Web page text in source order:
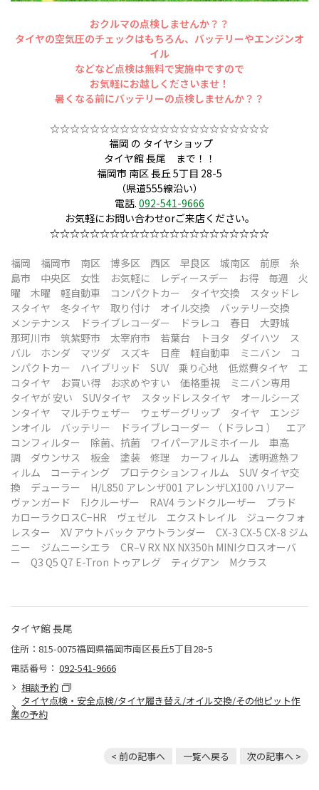
おクルマの点検しませんか？？
タイヤの空気圧のチェックはもちろん、バッテリーやエンジンオ
イル
などなど点検は無料で実施中ですので
お気軽にお越しくださいませ！
暑くなる前にバッテリーの点検しませんか？？
☆☆☆☆☆☆☆☆☆☆☆☆☆☆☆☆☆☆☆☆☆☆
福岡 の タイヤショップ
タイヤ館 長尾 まで！！
福岡市 南区 長丘 5丁目 28-5
（県道555線沿い）
電話. 092-541-9666
お気軽にお問い合わせorご来店ください。
☆☆☆☆☆☆☆☆☆☆☆☆☆☆☆☆☆☆☆☆☆☆
福岡 福岡市 南区 博多区 西区 早良区 城南区 前原 糸
島市 中央区 女性 お気軽に レディースデー お得 毎週 火
曜 木曜 軽自動車 コンパクトカー タイヤ交換 スタッドレ
スタイヤ 冬タイヤ 取り付け オイル交換 バッテリー交換
メンテナンス ドライブレコーダー ドラレコ 春日 大野城
那珂川市 筑紫野市 太宰府市 若葉台 トヨタ ダイハツ ス
バル ホンダ マツダ スズキ 日産 軽自動車 ミニバン コ
ンパクトカー ハイブリッド SUV 乗り心地 低燃費タイヤ エ
コタイヤ お買い得 お求めやすい 価格重視 ミニバン専用
タイヤが 安い SUVタイヤ スタッドレスタイヤ オールシーズ
ンタイヤ マルチウェザー ウェザーグリップ タイヤ エンジ
ンオイル バッテリー ドライブレコーダー （ ドラレコ ） エア
コンフィルター 除菌、抗菌 ワイパーアルミホイール 車高
調 ダウンサス 板金 塗装 修理 カーフィルム 透明遮熱フ
ィルム コーティング プロテクションフィルム SUV タイヤ交
換 デューラー H/L850 アレンザ001 アレンザLX100 ハリアー
ヴァンガード FJクルーザー RAV4 ランドクルーザー プラド
カローラクロスC−HR ヴェゼル エクストレイル ジュークフォ
レスター XV アウトバック アウトランダー CX-3 CX-5 CX-8 ジム
ニー ジムニーシエラ CR–V RX NX NX350h MINIクロスオーバ
ー Q3 Q5 Q7 E-Tron トゥアレグ ティグアン Mクラス
タイヤ館 長尾
住所：815-0075福岡県福岡市南区長丘5丁目28ｰ5
電話番号： 092-541-9666
相談予約
タイヤ点検・安全点検/タイヤ履き替え/オイル交換/その他ピット作
業の予約
< 前の記事へ 一覧へ戻る 次の記事へ >